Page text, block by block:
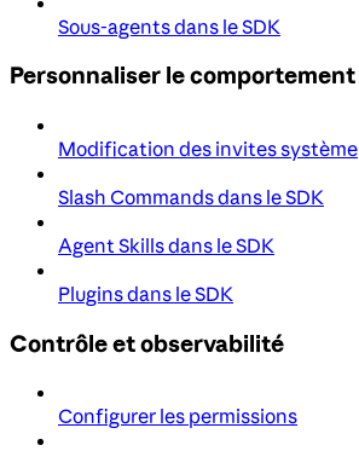
Sous-agents dans le SDK
Personnaliser le comportement
Modification des invites système
Slash Commands dans le SDK
Agent Skills dans le SDK
Plugins dans le SDK
Contrôle et observabilité
Configurer les permissions